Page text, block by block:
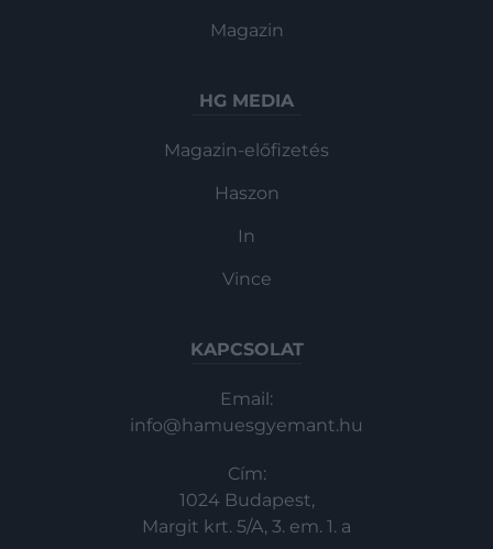
Magazin
HG MEDIA
Magazin-előfizetés
Haszon
In
Vince
KAPCSOLAT
Email:
info@hamuesgyemant.hu
Cím:
1024 Budapest,
Margit krt. 5/A, 3. em. 1. a